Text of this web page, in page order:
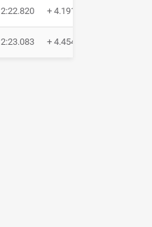
2:22.820 + 4.191
2:23.083 + 4.454